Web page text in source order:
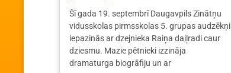
Šī gada 19. septembrī Daugavpils Zinātņu
vidusskolas pirmsskolas 5. grupas audzēkņi
iepazinās ar dzejnieka Raiņa daiļradi caur
dziesmu. Mazie pētnieki izzināja
dramaturga biogrāfiju un ar